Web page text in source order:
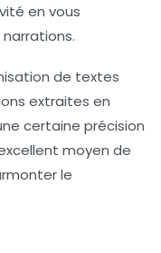
en vous
de textes
extraites en
certaine précision
moyen de
le